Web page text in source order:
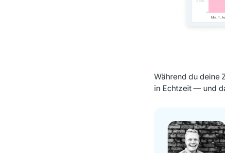
Während du deine
in Echtzeit — und